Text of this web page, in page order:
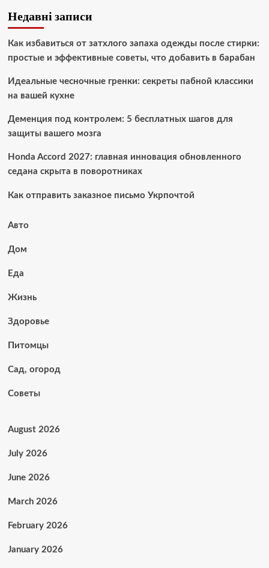
Недавні записи
Как избавиться от затхлого запаха одежды после стирки:
простые и эффективные советы, что добавить в барабан
Идеальные чесночные гренки: секреты пабной классики
на вашей кухне
Деменция под контролем: 5 бесплатных шагов для
защиты вашего мозга
Honda Accord 2027: главная инновация обновленного
седана скрыта в поворотниках
Как отправить заказное письмо Укрпочтой
Авто
Дом
Еда
Жизнь
Здоровье
Питомцы
Сад, огород
Советы
August 2026
July 2026
June 2026
March 2026
February 2026
January 2026